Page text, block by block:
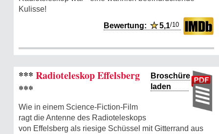
Kulisse!
Bewertung:★5,1/10
Broschüre
laden
*** Radioteleskop Effelsberg
***
Wie in einem Science-Fiction-Film
ragt die Antenne des Radioteleskops
von Effelsberg als riesige Schüssel mit Gitterrand aus